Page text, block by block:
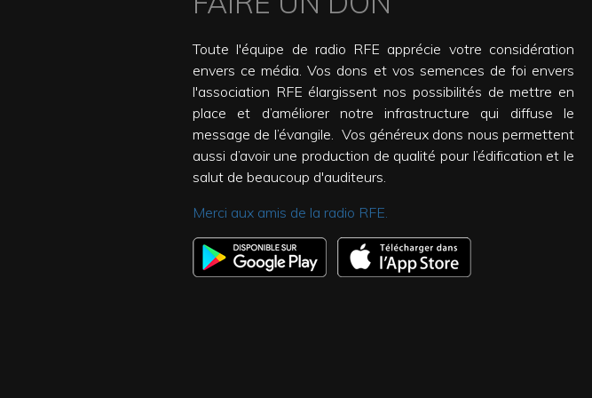
Toute l'équipe de radio RFE apprécie votre considération
envers ce média. Vos dons et vos semences de foi envers
l'association RFE élargissent nos possibilités de mettre en
place et d’améliorer notre infrastructure qui diffuse le
message de l’évangile. Vos généreux dons nous permettent
aussi d’avoir une production de qualité pour l’édification et le
salut de beaucoup d'auditeurs.
Merci aux amis de la radio RFE.